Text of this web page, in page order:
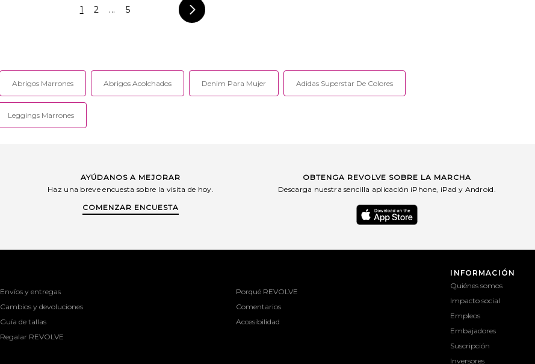
1 2 ... 5
Abrigos Marrones Abrigos Acolchados Denim Para Mujer Adidas Superstar De Colores
Leggings Marrones
AYÚDANOS A MEJORAR
Haz una breve encuesta sobre la visita de hoy.
COMENZAR ENCUESTA
OBTENGA REVOLVE SOBRE LA MARCHA
Descarga nuestra sencilla aplicación iPhone, iPad y Android.
Envíos y entregas
Cambios y devoluciones
Guía de tallas
Regalar REVOLVE
Porqué REVOLVE
Comentarios
Accesibilidad
INFORMACIÓN
Quiénes somos
Impacto social
Empleos
Embajadores
Suscripción
Inversores